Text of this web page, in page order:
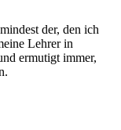
der, den ich
Lehrer in
ermutigt immer,